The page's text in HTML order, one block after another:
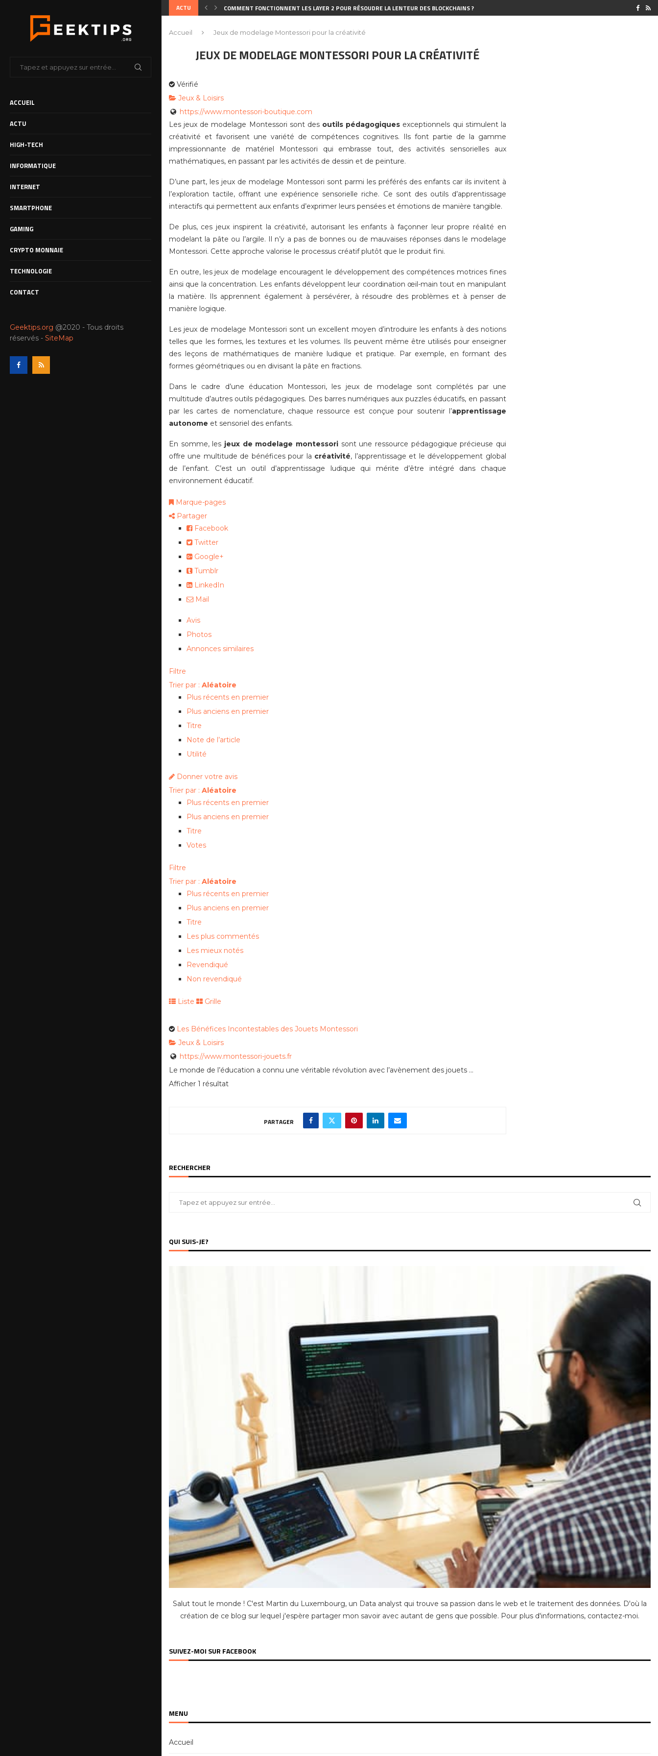
ACCUEIL
ACTU
HIGH-TECH
INFORMATIQUE
INTERNET
SMARTPHONE
GAMING
CRYPTO MONNAIE
TECHNOLOGIE
CONTACT
Geektips.org @2020 - Tous droits
réservés - SiteMap
ACTU COMMENT FONCTIONNENT LES LAYER 2 POUR RÉSOUDRE LA LENTEUR DES BLOCKCHAINS ?
Accueil Jeux de modelage Montessori pour la créativité
JEUX DE MODELAGE MONTESSORI POUR LA CRÉATIVITÉ
Vérifié
Jeux & Loisirs
https://www.montessori-boutique.com
Les jeux de modelage Montessori sont des outils pédagogiques exceptionnels qui stimulent la
créativité et favorisent une variété de compétences cognitives. Ils font partie de la gamme
impressionnante de matériel Montessori qui embrasse tout, des activités sensorielles aux
mathématiques, en passant par les activités de dessin et de peinture.
D’une part, les jeux de modelage Montessori sont parmi les préférés des enfants car ils invitent à
l’exploration tactile, offrant une expérience sensorielle riche. Ce sont des outils d’apprentissage
interactifs qui permettent aux enfants d’exprimer leurs pensées et émotions de manière tangible.
De plus, ces jeux inspirent la créativité, autorisant les enfants à façonner leur propre réalité en
modelant la pâte ou l’argile. Il n’y a pas de bonnes ou de mauvaises réponses dans le modelage
Montessori. Cette approche valorise le processus créatif plutôt que le produit fini.
En outre, les jeux de modelage encouragent le développement des compétences motrices fines
ainsi que la concentration. Les enfants développent leur coordination œil-main tout en manipulant
la matière. Ils apprennent également à persévérer, à résoudre des problèmes et à penser de
manière logique.
Les jeux de modelage Montessori sont un excellent moyen d’introduire les enfants à des notions
telles que les formes, les textures et les volumes. Ils peuvent même être utilisés pour enseigner
des leçons de mathématiques de manière ludique et pratique. Par exemple, en formant des
formes géométriques ou en divisant la pâte en fractions.
Dans le cadre d’une éducation Montessori, les jeux de modelage sont complétés par une
multitude d’autres outils pédagogiques. Des barres numériques aux puzzles éducatifs, en passant
par les cartes de nomenclature, chaque ressource est conçue pour soutenir l’apprentissage
autonome et sensoriel des enfants.
En somme, les jeux de modelage montessorisont une ressource pédagogique précieuse qui
offre une multitude de bénéfices pour la créativité, l’apprentissage et le développement global
de l’enfant. C’est un outil d’apprentissage ludique qui mérite d’être intégré dans chaque
environnement éducatif.
Marque-pages
Partager
Facebook
Twitter
Google+
Tumblr
LinkedIn
Mail
Avis
Photos
Annonces similaires
Filtre
Trier par : Aléatoire
Plus récents en premier
Plus anciens en premier
Titre
Note de l’article
Utilité
Donner votre avis
Trier par : Aléatoire
Plus récents en premier
Plus anciens en premier
Titre
Votes
Filtre
Trier par : Aléatoire
Plus récents en premier
Plus anciens en premier
Titre
Les plus commentés
Les mieux notés
Revendiqué
Non revendiqué
Liste Grille
Les Bénéfices Incontestables des Jouets Montessori
Jeux & Loisirs
https://www.montessori-jouets.fr
Le monde de l’éducation a connu une véritable révolution avec l’avènement des jouets ...
Afficher 1 résultat
PARTAGER
RECHERCHER
QUI SUIS-JE?
Salut tout le monde ! C'est Martin du Luxembourg, un Data analyst qui trouve sa passion dans le web et le traitement des données. D'où la
création de ce blog sur lequel j'espère partager mon savoir avec autant de gens que possible. Pour plus d'informations, contactez-moi.
SUIVEZ-MOI SUR FACEBOOK
MENU
Accueil